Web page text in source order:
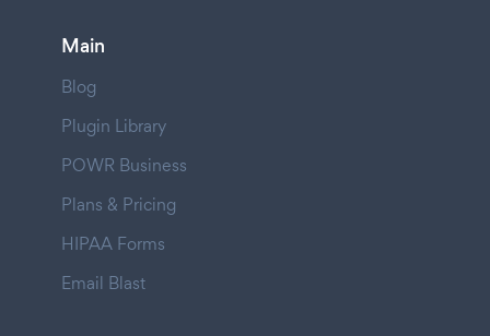
Main
Blog
Plugin Library
POWR Business
Plans & Pricing
HIPAA Forms
Email Blast